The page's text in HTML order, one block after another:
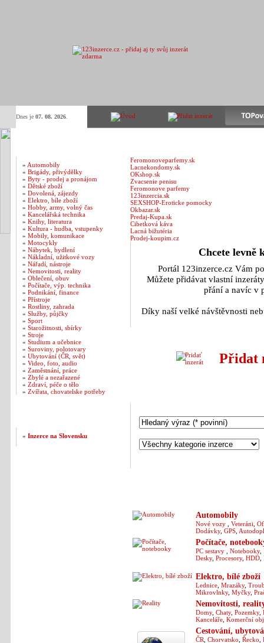
Dnes je 07. 08. 2026
» Automobily
» Brigády, přivýdělky
» Byty - prodej a pronájom
» Dětské zboží
» Dovolená, zájezdy
» Elektro, bíle zboží
» Hobby, army, volný čas
» Kancelářská technika
» Knihy, literatura
» Kultura - hudba, vstupenky
» Mobily, komunikace
» Motocykly
» Nábytek, bydlení
» Nákladní, užitkové vozy
» Nářadí, nástroje
» Nemovitosti, reality
» Oblečení, obuv
» Počítače, výp. technika
» Podnikání, finance
» Přístroje
» Rostliny, zahrada
» Služby, půjčky
» Sport
» Starožitnosti, sbírky
» Stroje
» Studium a učebnice
» Suroviny, polotovary
» Ubytování (ČR, svět)
» Video, foto, audio
» Zaměstnání, práce
» Zbylé a nezařazené
» Zdraví, péče o tělo
» Zvířata, chovatelske potřeby
» Inzerce na Slovensku
Feromonoveparfemy.sk
Lacnekondomy.sk
OKshop.sk
Zvacsenie penisu
Feromonove parfemy
123inzercia.sk
SEXSHOP-Eroticke pomocky
Okbazar.sk
Predaj-Kupa.sk
Cibetková káva
Lacná bižutéria
Prodej-koupim.cz
Chcete levně
Portál 123inzerce.cz Vám
Můžete přidávat vlastní
přání a navíc v
Díky naší velké návštěvnosti
Přidat
Automobily
Nové vozy Veteráni
Dodávky, GPS
Počítače,
PC sestavy Notebooky,
Desky, Procesory, HDD
Elektro, bílé zboží
Lednice Mrazáky,
Mikrovlnky, Myčky,
Nemovitosti,
Domy, Chaty, Pozemky,
Kanceláře Komerční
Cestování,
ČR Chorvatsko Řecko